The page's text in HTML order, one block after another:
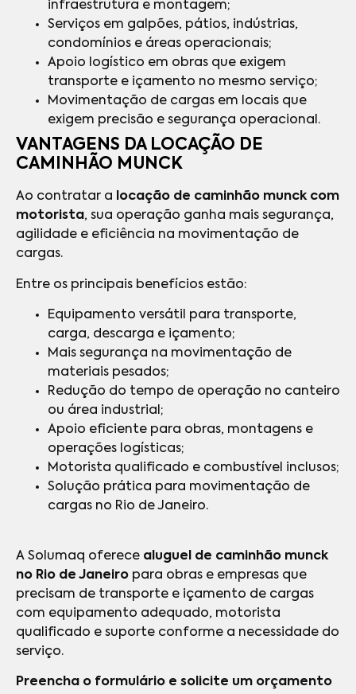
infraestrutura e montagem;
Serviços em galpões, pátios, indústrias,
condomínios e áreas operacionais;
Apoio logístico em obras que exigem
transporte e içamento no mesmo serviço;
Movimentação de cargas em locais que
exigem precisão e segurança operacional.
VANTAGENS DA LOCAÇÃO DE
CAMINHÃO MUNCK
Ao contratar a locação de caminhão munck com
motorista, sua operação ganha mais segurança,
agilidade e eficiência na movimentação de
cargas.
Entre os principais benefícios estão:
Equipamento versátil para transporte,
carga, descarga e içamento;
Mais segurança na movimentação de
materiais pesados;
Redução do tempo de operação no canteiro
ou área industrial;
Apoio eficiente para obras, montagens e
operações logísticas;
Motorista qualificado e combustível inclusos;
Solução prática para movimentação de
cargas no Rio de Janeiro.
A Solumaq oferece aluguel de caminhão munck
no Rio de Janeiro para obras e empresas que
precisam de transporte e içamento de cargas
com equipamento adequado, motorista
qualificado e suporte conforme a necessidade do
serviço.
Preencha o formulário e solicite um orçamento